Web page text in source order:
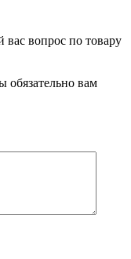
вопрос по товару
вам